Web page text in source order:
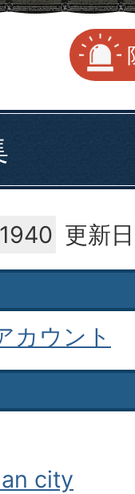
更新
カウント
city